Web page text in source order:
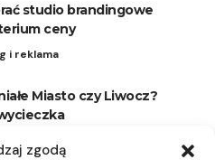
zgodą
studio brandingowe
ceny
i reklama
Miasto czy Liwocz?